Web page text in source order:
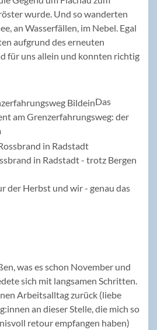
wurde. Und so wanderten
an Wasserfällen, im Nebel. Egal
aufgrund des erneuten
für uns allein und konnten richtig
Das
am Grenzerfahrungsweg: der
in Radstadt - trotz Bergen
der Herbst und wir - genau das
was es schon November und
sich mit langsamen Schritten.
Arbeitsalltag zurück (liebe
an dieser Stelle, die mich so
retour empfangen haben)